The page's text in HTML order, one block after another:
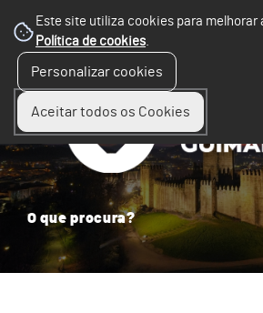
Este site utiliza cookies para melhorar
Política de cookies.
Personalizar cookies
Aceitar todos os Cookies